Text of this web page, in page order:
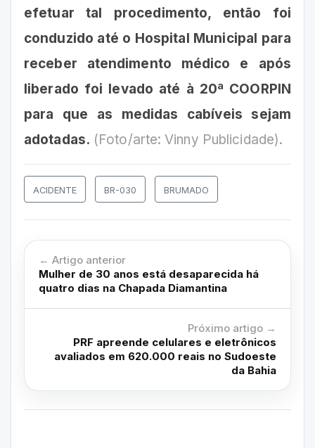
efetuar tal procedimento, então foi
conduzido até o Hospital Municipal para
receber atendimento médico e após
liberado foi levado até à 20ª COORPIN
para que as medidas cabíveis sejam
adotadas. (Foto/arte: Vinny Publicidade).
ACIDENTE BR-030 BRUMADO
← Artigo anterior
Mulher de 30 anos está desaparecida há
quatro dias na Chapada Diamantina
Próximo artigo →
PRF apreende celulares e eletrônicos
avaliados em 620.000 reais no Sudoeste
da Bahia